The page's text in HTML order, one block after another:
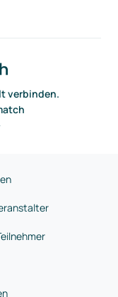
verbinden.